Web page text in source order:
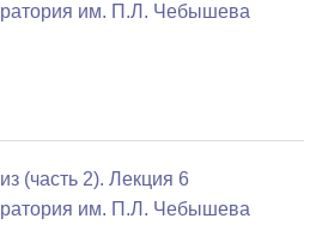
им. П.Л. Чебышева
(часть 2). Лекция 6
им. П.Л. Чебышева